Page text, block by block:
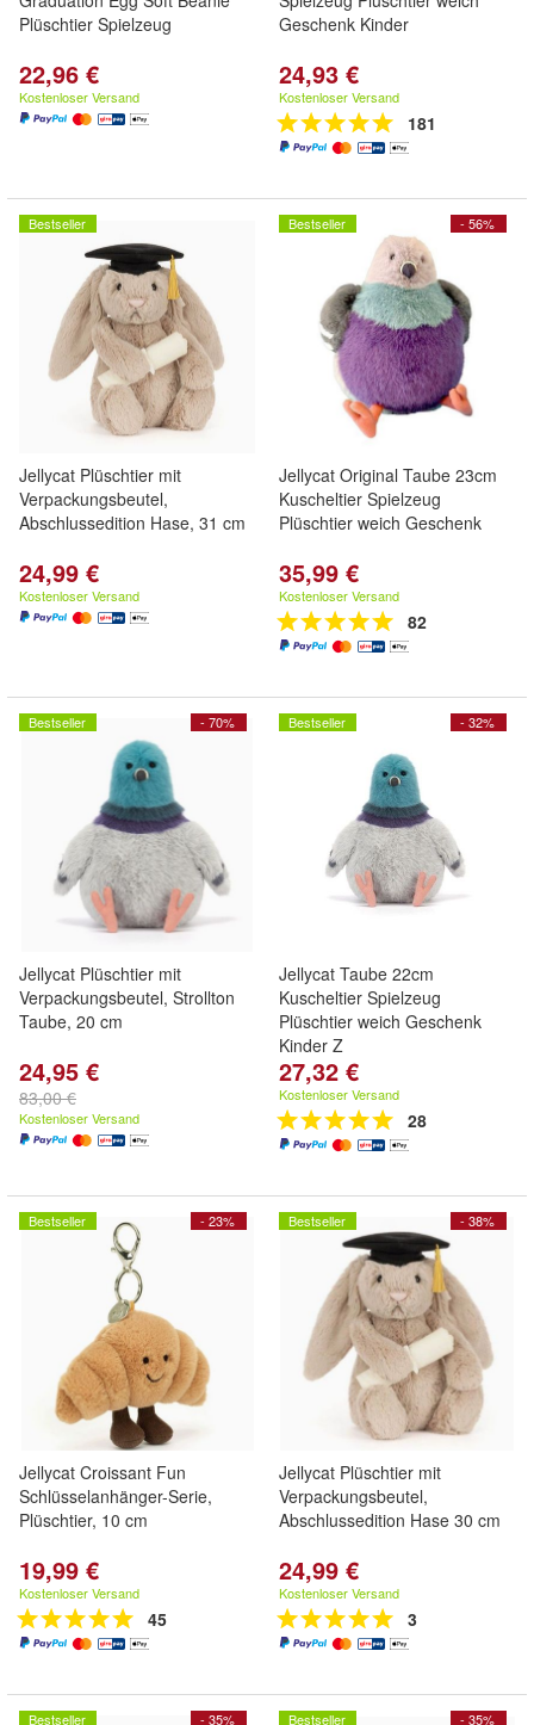
Plüschtier Spielzeug
22,96 €
Kostenloser Versand
Geschenk Kinder
24,93 €
Kostenloser Versand
181
Bestseller
Jellycat Plüschtier mit
Verpackungsbeutel,
Abschlussedition Hase, 31 cm
24,99 €
Kostenloser Versand
- 56%
Bestseller
Jellycat Original Taube 23cm
Kuscheltier Spielzeug
Plüschtier weich Geschenk
35,99 €
Kostenloser Versand
82
- 70%
Bestseller
Jellycat Plüschtier mit
Verpackungsbeutel, Strollton
Taube, 20 cm
24,95 €
83,00 €
Kostenloser Versand
- 32%
Bestseller
Jellycat Taube 22cm
Kuscheltier Spielzeug
Plüschtier weich Geschenk
Kinder Z
27,32 €
Kostenloser Versand
28
- 23%
Bestseller
Jellycat Croissant Fun
Schlüsselanhänger-Serie,
Plüschtier, 10 cm
19,99 €
Kostenloser Versand
45
- 38%
Bestseller
Jellycat Plüschtier mit
Verpackungsbeutel,
Abschlussedition Hase 30 cm
24,99 €
Kostenloser Versand
3
- 35%
Bestseller - 35%
Bestseller